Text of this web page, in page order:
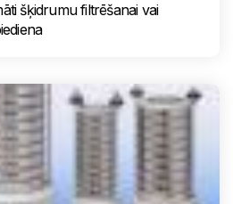
šķidrumu filtrēšanai vai